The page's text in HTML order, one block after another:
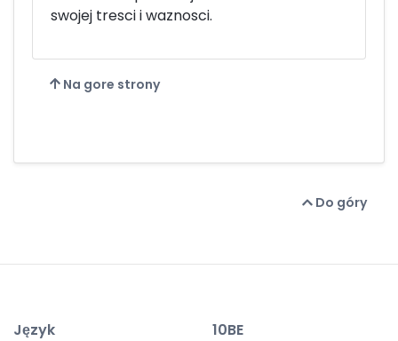
swojej tresci i waznosci.
Na gore strony
Do góry
Język 10BE